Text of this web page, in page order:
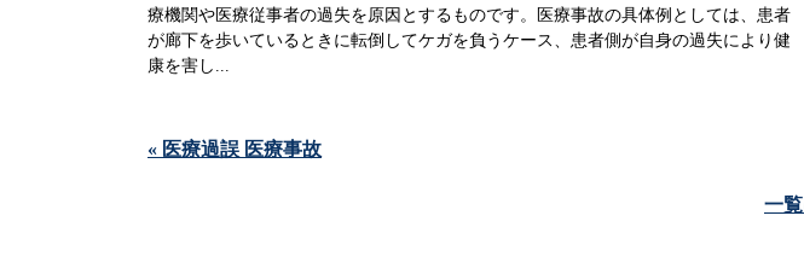
療機関や医療従事者の過失を原因とするものです。医療事故の具体例としては、患者
が廊下を歩いているときに転倒してケガを負うケース、患者側が自身の過失により健
康を害し...
« 医療過誤 医療事故
一